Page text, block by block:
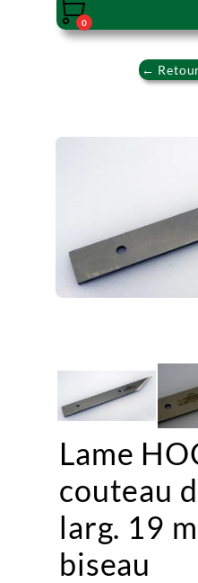

0
←
Lame
couteau
larg. 19
biseau